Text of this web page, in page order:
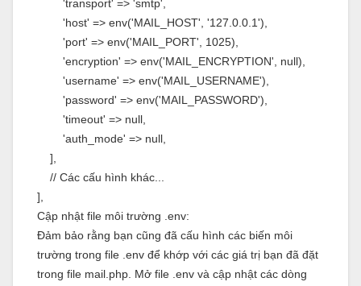
'transport' => 'smtp',
'host' => env('MAIL_HOST', '127.0.0.1'),
'port' => env('MAIL_PORT', 1025),
'encryption' => env('MAIL_ENCRYPTION', null),
'username' => env('MAIL_USERNAME'),
'password' => env('MAIL_PASSWORD'),
'timeout' => null,
'auth_mode' => null,
],
// Các cấu hình khác...
],
Cập nhật file môi trường .env:
Đảm bảo rằng bạn cũng đã cấu hình các biến môi
trường trong file .env để khớp với các giá trị bạn đã đặt
trong file mail.php. Mở file .env và cập nhật các dòng